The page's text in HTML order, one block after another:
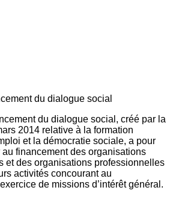
du dialogue social, créé par la
2014 relative à la formation
et la démocratie sociale, a pour
financement des organisations
et des organisations professionnelles
activités concourant au
de missions d’intérêt général.